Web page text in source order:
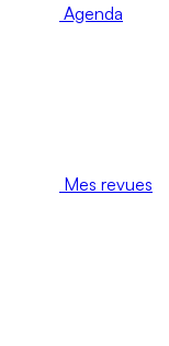
Agenda
Mes revues